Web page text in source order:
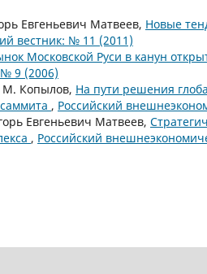
Евгеньевич Матвеев, Новые
вестник: № 11 (2011)
Московской Руси в канун
9 (2006)
М. Копылов, На пути решения
, Российский
Евгеньевич Матвеев,
, Российский